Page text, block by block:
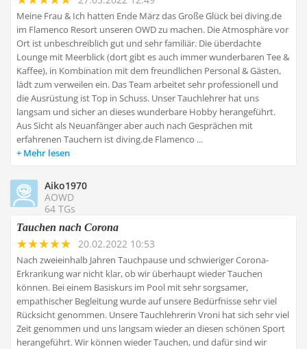
Meine Frau & Ich hatten Ende März das Große Glück bei diving.de
im Flamenco Resort unseren OWD zu machen. Die Atmosphäre vor
Ort ist unbeschreiblich gut und sehr familiär. Die überdachte
Lounge mit Meerblick (dort gibt es auch immer wunderbaren Tee &
Kaffee), in Kombination mit dem freundlichen Personal & Gästen,
lädt zum verweilen ein. Das Team arbeitet sehr professionell und
die Ausrüstung ist Top in Schuss. Unser Tauchlehrer hat uns
langsam und sicher an dieses wunderbare Hobby herangeführt.
Aus Sicht als Neuanfänger aber auch nach Gesprächen mit
erfahrenen Tauchern ist diving.de Flamenco ...
Mehr lesen
Aiko1970
AOWD
64 TGs
Tauchen nach Corona
20.02.2022 10:53
Nach zweieinhalb Jahren Tauchpause und schwieriger Corona-
Erkrankung war nicht klar, ob wir überhaupt wieder Tauchen
können. Bei einem Basiskurs im Pool mit sehr sorgsamer,
empathischer Begleitung wurde auf unsere Bedürfnisse sehr viel
Rücksicht genommen. Unsere Tauchlehrerin Vroni hat sich sehr viel
Zeit genommen und uns langsam wieder an diesen schönen Sport
herangeführt. Wir können wieder Tauchen, und dafür sind wir